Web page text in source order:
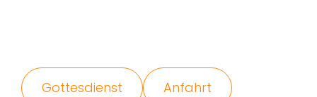
Gottesdienst Anfahrt